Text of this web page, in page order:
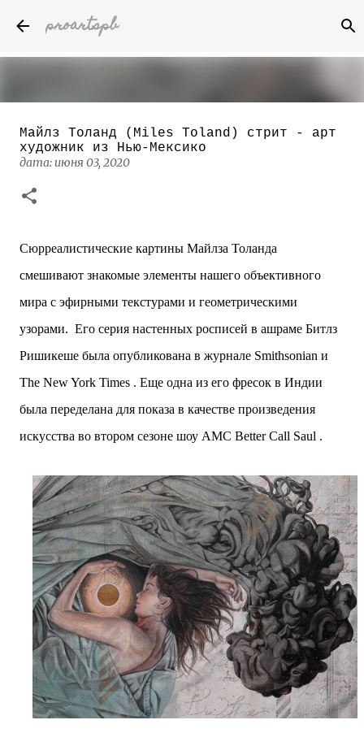
proartspb
Бумажные скульптуры канадского
художника Келвина Николса (Calvin
Nicholls)
Майлз Толанд (Miles Toland) стрит - арт
художник из Нью-Мексико
дата: июня 03, 2020
Сюрреалистические картины Майлза Толанда
смешивают знакомые элементы нашего объективного
мира с эфирными текстурами и геометрическими
узорами. Его серия настенных росписей в ашраме Битлз
Ришикеше была опубликована в журнале Smithsonian и
The New York Times . Еще одна из его фресок в Индии
была переделана для показа в качестве произведения
искусства во втором сезоне шоу AMC Better Call Saul .